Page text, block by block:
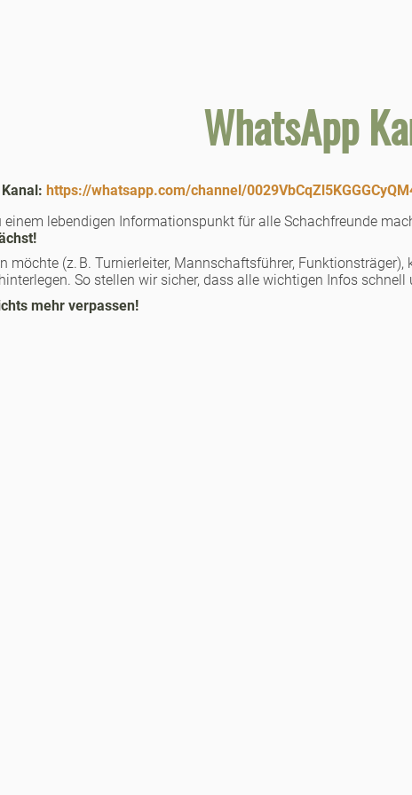
WhatsApp
https://whatsapp.com/channel/
lebendigen Informationspunkt für alle Schachfreunde
möchte (z. B. Turnierleiter, Mannschaftsführer, Funktionsträger),
hinterlegen. So stellen wir sicher, dass alle wichtigen Infos
mehr verpassen!